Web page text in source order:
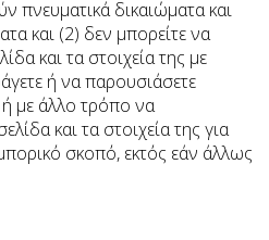
πνευματικά δικαιώματα και
και (2) δεν μπορείτε να
και τα στοιχεία της με
ή να παρουσιάσετε
με άλλο τρόπο να
και τα στοιχεία της για
σκοπό, εκτός εάν άλλως